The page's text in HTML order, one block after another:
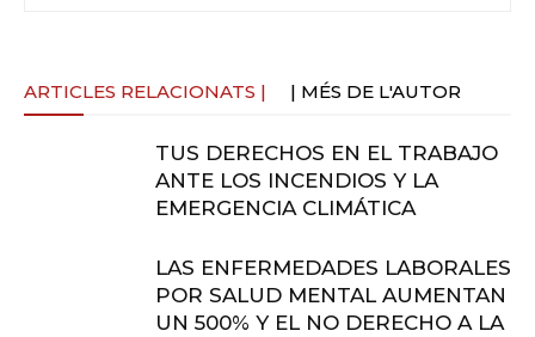
ARTICLES RELACIONATS | | MÉS DE L'AUTOR
TUS DERECHOS EN EL TRABAJO
ANTE LOS INCENDIOS Y LA
EMERGENCIA CLIMÁTICA
LAS ENFERMEDADES LABORALES
POR SALUD MENTAL AUMENTAN
UN 500% Y EL NO DERECHO A LA